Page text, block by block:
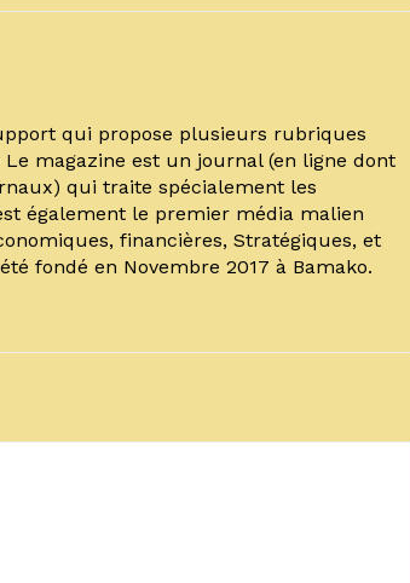
qui propose plusieurs rubriques
magazine est un journal (en ligne dont
qui traite spécialement les
également le premier média malien
financières, Stratégiques, et
fondé en Novembre 2017 à Bamako.